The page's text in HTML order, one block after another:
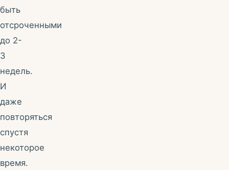
быть
отсроченными
до 2-
3
недель.
И
даже
повторяться
спустя
некоторое
время.